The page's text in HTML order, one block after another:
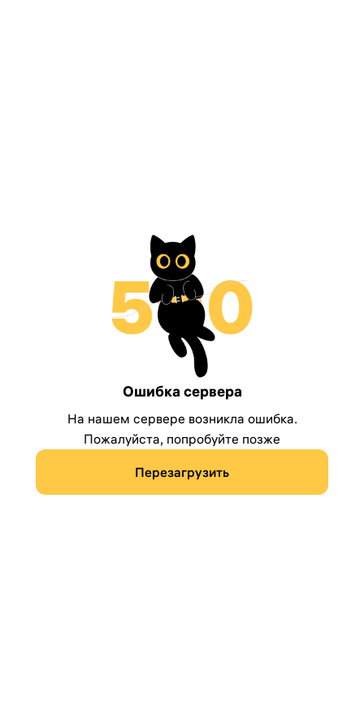
Ошибка сервера
На нашем сервере возникла ошибка.
Пожалуйста, попробуйте позже
Перезагрузить